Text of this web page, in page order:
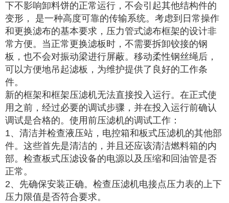
下不影响卸料饼的正常运行，不会引起其他结构件的
变形， 是一种高度可靠的传输系统。考虑到日常操作
和更换滤布的基本要求，压力管式滤布框架的设计非
常方便。当正常更换滤板时，不需要拆卸铰接的钢
板，也不会对振动梁进行屏蔽。移动柔性钢丝绳后，
可以方便地吊起滤板，为维护提供了良好的工作条
件。
新的框架和框架压滤机无法直接投入运行。在正式使
用之前，经过必要的调试步骤，并在投入运行前确认
调试是合格的。使用前压滤机的调试工作：
1、清洁并检查液压站，电控箱和板式压滤机的其他部
件。这些首先是清洁的，并且还应该清洁燃料箱的内
部。检查板式压滤设备的电源以及压缩和回油管是否
正常。
2、先确保安装正确。检查压滤机电接点压力表的上下
压力限值是否符合要求。